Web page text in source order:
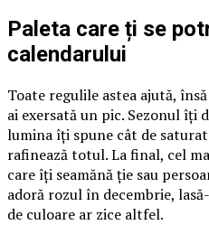
Paleta care ți se
calendarului
Toate regulile astea ajută,
ai exersată un pic. Sezonul îți
lumina îți spune cât de
rafinează totul. La final, cel
care îți seamănă ție sau
adoră rozul în decembrie,
de culoare ar zice altfel.